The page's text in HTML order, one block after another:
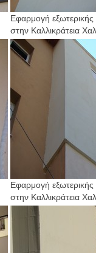
Εφαρμογή
στην Καλλικράτεια
Εφαρμογή
στην Καλλικράτεια